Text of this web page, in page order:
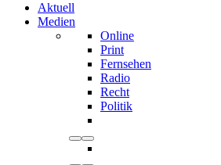
Aktuell
Medien
Online
Print
Fernsehen
Radio
Recht
Politik